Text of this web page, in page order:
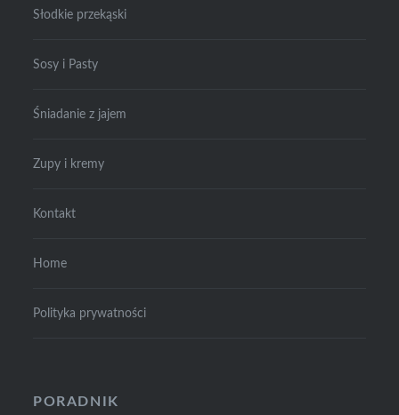
Słodkie przekąski
Sosy i Pasty
Śniadanie z jajem
Zupy i kremy
Kontakt
Home
Polityka prywatności
PORADNIK